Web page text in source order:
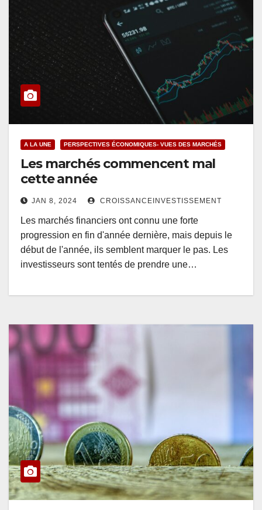
A LA UNE PERSPECTIVES ÉCONOMIQUES- VUES DES MARCHÉS
Les marchés commencent mal
cette année
JAN 8, 2024 CROISSANCEINVESTISSEMENT
Les marchés financiers ont connu une forte
progression en fin d'année dernière, mais depuis le
début de l'année, ils semblent marquer le pas. Les
investisseurs sont tentés de prendre une…